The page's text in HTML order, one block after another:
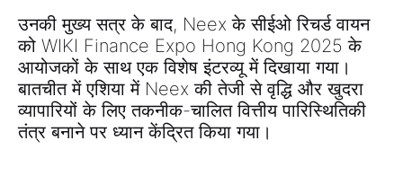
उनकी मुख्य सत्र के बाद, Neex के सीईओ रिचर्ड वायन
को WIKI Finance Expo Hong Kong 2025 के
आयोजकों के साथ एक विशेष इंटरव्यू में दिखाया गया।
बातचीत में एशिया में Neex की तेजी से वृद्धि और खुदरा
व्यापारियों के लिएतकनीक-चालित वित्तीय पारिस्थितिकी
तंत्र बनाने पर ध्यान केंद्रित किया गया।